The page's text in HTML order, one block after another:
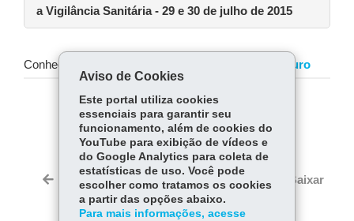
a Vigilância Sanitária - 29 e 30 de julho de 2015
Conheça o programa Mãos Limpas - Paciente Seguro
COMPARTILHE:
Fa
ce
bo
ok
Tw
itt
er
W
ha
ts
p
Início Imprimir Baixar
Aviso de Cookies
Este portal utiliza cookies
essenciais para garantir seu
funcionamento, além de cookies do
YouTube para exibição de vídeos e
do Google Analytics para coleta de
estatísticas de uso. Você pode
escolher como tratamos os cookies
a partir das opções abaixo.
Para mais informações, acesse